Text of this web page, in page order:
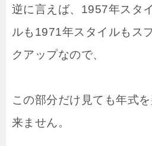
逆に言えば、1957年スタ
ルも1971年スタイルもス
クアップなので、
この部分だけ見ても年式
来ません。